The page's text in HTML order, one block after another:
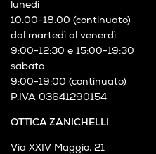
OTTICA ZANICHELLI
Via XXIV Maggio, 21
lunedì
10:00-18:00 (continuato)
dal martedì al venerdì
9:00-12:30 e 15:00-19:30
sabato
9:00-19:00 (continuato)
P.IVA 03641290154